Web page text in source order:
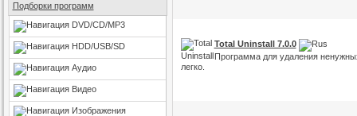
Подборки программ
DVD/CD/MP3
HDD/USB/SD
Аудио
Видео
Изображения
Total Uninstall 7.0.0
Программа для удаления
легко.